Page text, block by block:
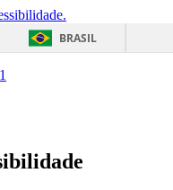
BRASIL
1